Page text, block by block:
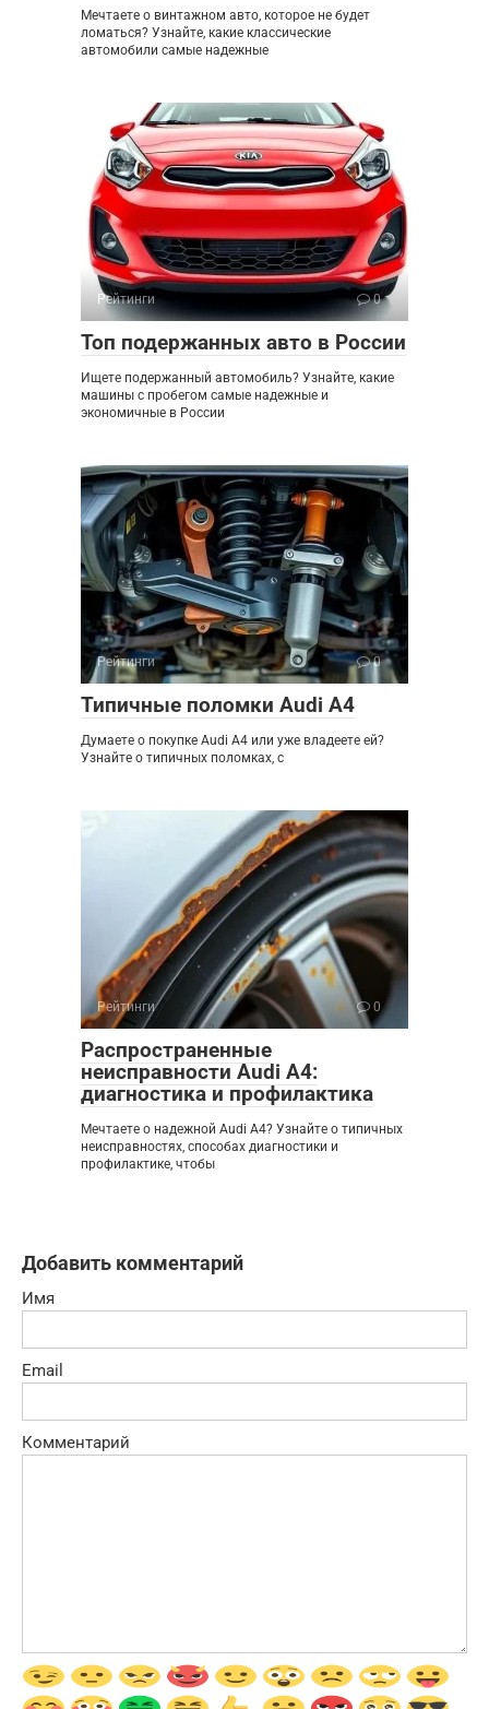
Мечтаете о винтажном авто, которое не будет
ломаться? Узнайте, какие классические
автомобили самые надежные
Рейтинги 0
Топ подержанных авто в России
Ищете подержанный автомобиль? Узнайте, какие
машины с пробегом самые надежные и
экономичные в России
Рейтинги 0
Типичные поломки Audi A4
Думаете о покупке Audi A4 или уже владеете ей?
Узнайте о типичных поломках, с
Рейтинги 0
Распространенные
неисправности Audi A4:
диагностика и профилактика
Мечтаете о надежной Audi A4? Узнайте о типичных
неисправностях, способах диагностики и
профилактике, чтобы
Добавить комментарий
Имя
Email
Комментарий